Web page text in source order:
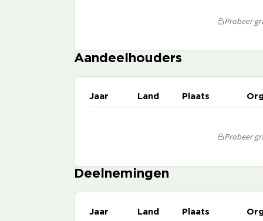
Probeer
Aandeelhouders
Jaar Land Plaats
Probeer
Deelnemingen
Jaar Land Plaats